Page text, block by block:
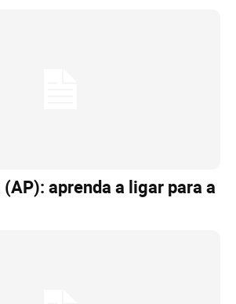
(AP): aprenda a ligar para a